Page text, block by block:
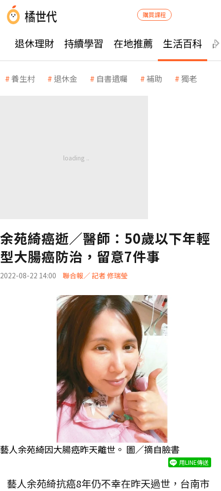
購買課程
退休理財 持續學習 在地推薦 生活百科
養生村 退休金 自書遺囑 補助 獨老
余苑綺癌逝／醫師：50歲以下年輕
型大腸癌防治，留意7件事
2022-08-22 14:00 聯合報／ 記者 修瑞瑩
藝人余苑綺因大腸癌昨天離世。 圖／摘自臉書
用LINE傳送
藝人余苑綺抗癌8年仍不幸在昨天過世，台南市